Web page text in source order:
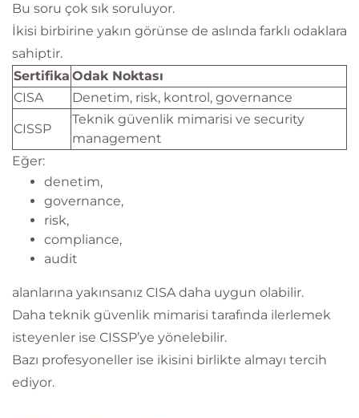
Bu soru çok sık soruluyor.
İkisi birbirine yakın görünse de aslında farklı odaklara
sahiptir.
Sertifika Odak Noktası
CISA
Denetim, risk, kontrol, governance
CISSP
Teknik güvenlik mimarisi ve security
management
Eğer:
denetim,
governance,
risk,
compliance,
audit
alanlarına yakınsanız CISA daha uygun olabilir.
Daha teknik güvenlik mimarisi tarafında ilerlemek
isteyenler ise CISSP’ye yönelebilir.
Bazı profesyoneller ise ikisini birlikte almayı tercih
ediyor.